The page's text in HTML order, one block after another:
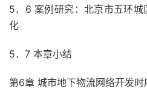
5．6 案例研究：北京市五环
化
5．7 本章小结
第6章 城市地下物流网络开发